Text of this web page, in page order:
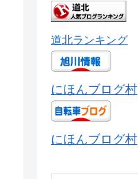
道北ランキング
にほんブログ村
にほんブログ村